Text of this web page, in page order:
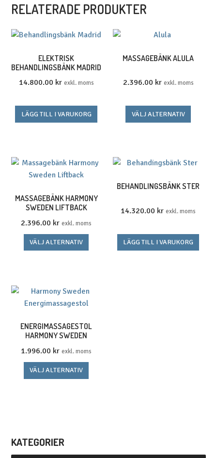
RELATERADE PRODUKTER
ELEKTRISK
BEHANDLINGSBÄNK MADRID
14.800.00 kr exkl. moms
LÄGG TILL I VARUKORG
MASSAGEBÄNK ALULA
2.396.00 kr exkl. moms
VÄLJ ALTERNATIV
här
flera
De
väljas
på
MASSAGEBÄNK HARMONY
SWEDEN LIFTBACK
2.396.00 kr exkl. moms
VÄLJ ALTERNATIV
här
flera
olika
kan
väljas
BEHANDLINGSBÄNK STER
14.320.00 kr exkl. moms
LÄGG TILL I VARUKORG
ENERGIMASSAGESTOL
HARMONY SWEDEN
1.996.00 kr exkl. moms
VÄLJ ALTERNATIV
här
olika
KATEGORIER